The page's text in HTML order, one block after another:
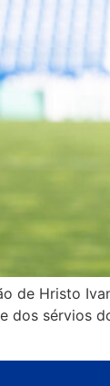
de Hristo
dos sérvios